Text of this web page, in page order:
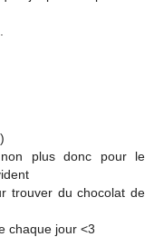
plus donc pour le
trouver du chocolat de
chaque jour <3